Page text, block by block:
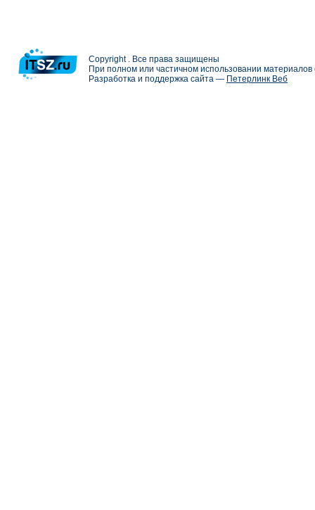
Copyright . Все права защищены
При полном или частичном использовании
Разработка и поддержка сайта — Петерлинк Веб